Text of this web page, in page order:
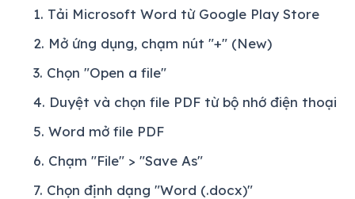
Tải Microsoft Word từ Google Play Store
Mở ứng dụng, chạm nút "+" (New)
Chọn "Open a file"
Duyệt và chọn file PDF từ bộ nhớ điện thoại
Word mở file PDF
Chạm "File" > "Save As"
Chọn định dạng "Word (.docx)"